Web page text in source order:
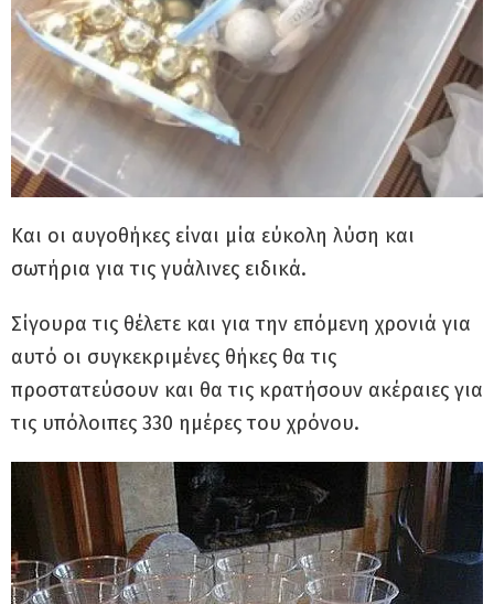
Και οι αυγοθήκες είναι μία εύκολη λύση και
σωτήρια για τις γυάλινες ειδικά.
Σίγουρα τις θέλετε και για την επόμενη χρονιά για
αυτό οι συγκεκριμένες θήκες θα τις
προστατεύσουν και θα τις κρατήσουν ακέραιες για
τις υπόλοιπες 330 ημέρες του χρόνου.